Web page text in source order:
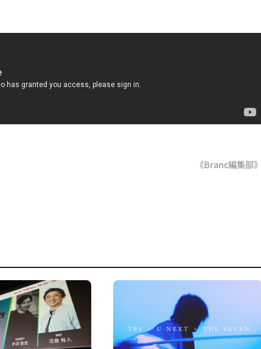
《Branc編集部》